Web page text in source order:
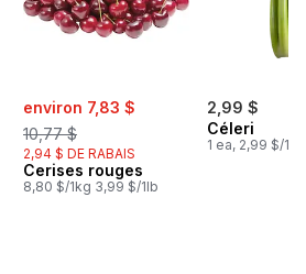
sale:
environ 7,83 $
, formerly:
10,77 $
2,94 $ DE RABAIS
Cerises rouges
8,80 $/1kg 3,99 $/1lb
2,99 $
Céleri
1 ea, 2,99 $/1ch